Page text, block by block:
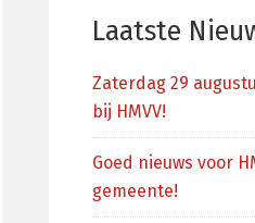
Laatste
Zaterdag 29
bij HMVV!
Goed nieuws voor
gemeente!